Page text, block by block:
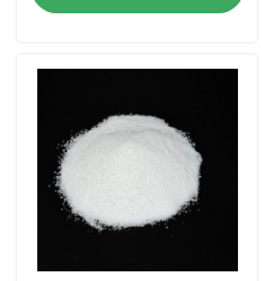
संपर्क करें
समाचार
एक उद्धरण का अनुरोध करें